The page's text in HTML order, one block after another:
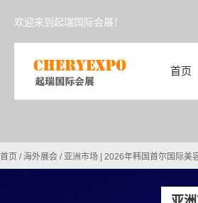
欢迎来到起瑞国际会展！
首页
首页 /海外展会 /亚洲市场 | 2026年韩国首尔国际美